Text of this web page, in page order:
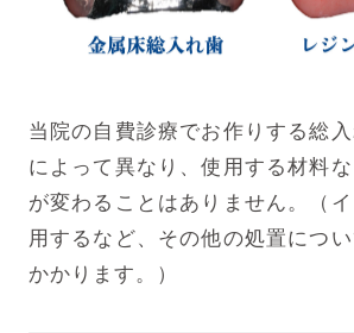
当院の自費診療でお作りする総
によって異なり、使用する材料
が変わることはありません。（
用するなど、その他の処置につ
かかります。）